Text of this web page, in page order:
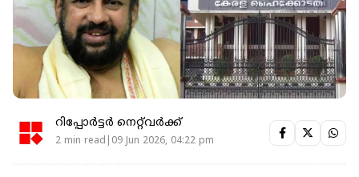
റിപ്പോർട്ടർ നെറ്റ്‌വര്‍ക്ക്‌
2 min read|09 Jun 2026, 04:22 pm